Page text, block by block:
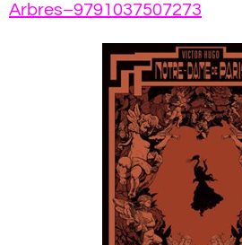
Arbres–9791037507273